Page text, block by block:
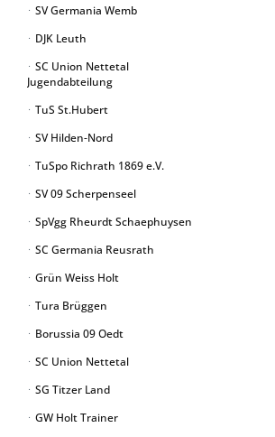
SV Germania Wemb
DJK Leuth
SC Union Nettetal
Jugendabteilung
TuS St.Hubert
SV Hilden-Nord
TuSpo Richrath 1869 e.V.
SV 09 Scherpenseel
SpVgg Rheurdt Schaephuysen
SC Germania Reusrath
Grün Weiss Holt
Tura Brüggen
Borussia 09 Oedt
SC Union Nettetal
SG Titzer Land
GW Holt Trainer